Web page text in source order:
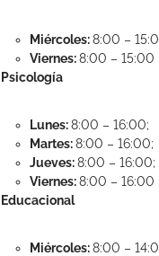
Miércoles:8:00 –
Viernes:8:00 – 15:00
Psicología
Lunes:8:00 – 16:00;
Martes:8:00 – 16:00;
Jueves:8:00 – 16:00;
Viernes:8:00 – 16:00
Educacional
Miércoles:8:00 –